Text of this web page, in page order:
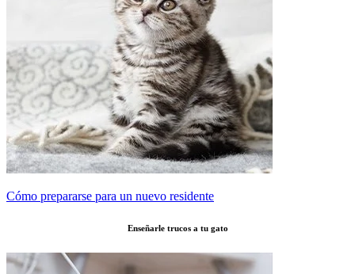
Cómo prepararse para un nuevo residente
Enseñarle trucos a tu gato